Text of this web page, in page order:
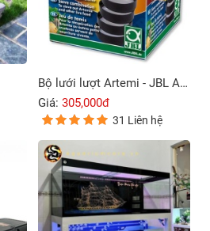
Bộ lưới lượt Artemi - JBL Artemio 4
Giá: 305,000đ
31 Liên hệ